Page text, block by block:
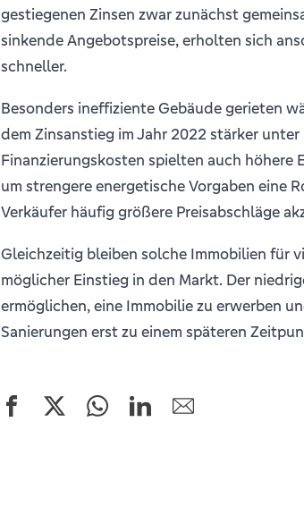
gestiegenen Zinsen zwar zunächst
sinkende Angebotspreise, erholten sich
schneller.
Besonders ineffiziente Gebäude gerieten
dem Zinsanstieg im Jahr 2022 stärker
Finanzierungskosten spielten auch höhere
um strengere energetische Vorgaben eine
Verkäufer häufig größere Preisabschläge
Gleichzeitig bleiben solche Immobilien für
möglicher Einstieg in den Markt. Der
ermöglichen, eine Immobilie zu erwerben
Sanierungen erst zu einem späteren